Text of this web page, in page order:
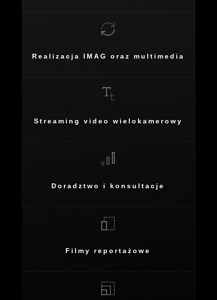
Realizacja IMAG oraz multimedia
Streaming video wielokamerowy
Doradztwo i konsultacje
Filmy reportażowe